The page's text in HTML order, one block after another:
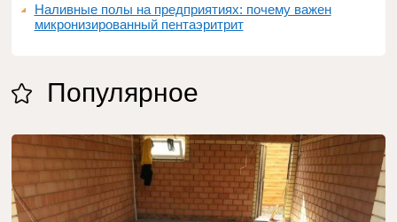
Наливные полы на предприятиях: почему важен
микронизированный пентаэритрит
Популярное